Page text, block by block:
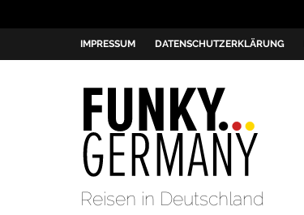
IMPRESSUM DATENSCHUTZERKLÄRUNG
Reisen in Deutschland